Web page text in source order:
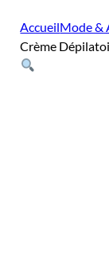
AccueilMode &
Crème